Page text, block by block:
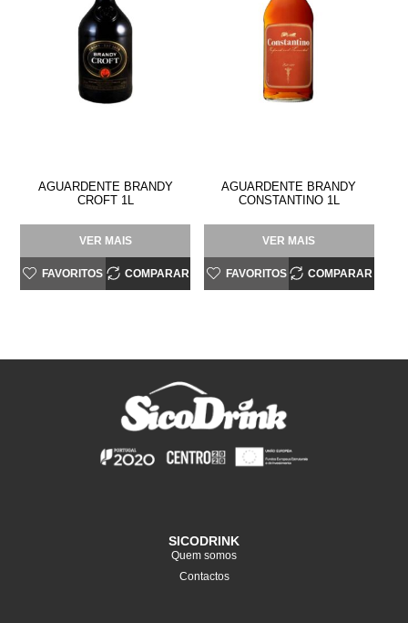
AGUARDENTE BRANDY
CROFT 1L
VER MAIS
FAVORITOS COMPARAR
AGUARDENTE BRANDY
CONSTANTINO 1L
VER MAIS
FAVORITOS COMPARAR
SICODRINK
Quem somos
Contactos